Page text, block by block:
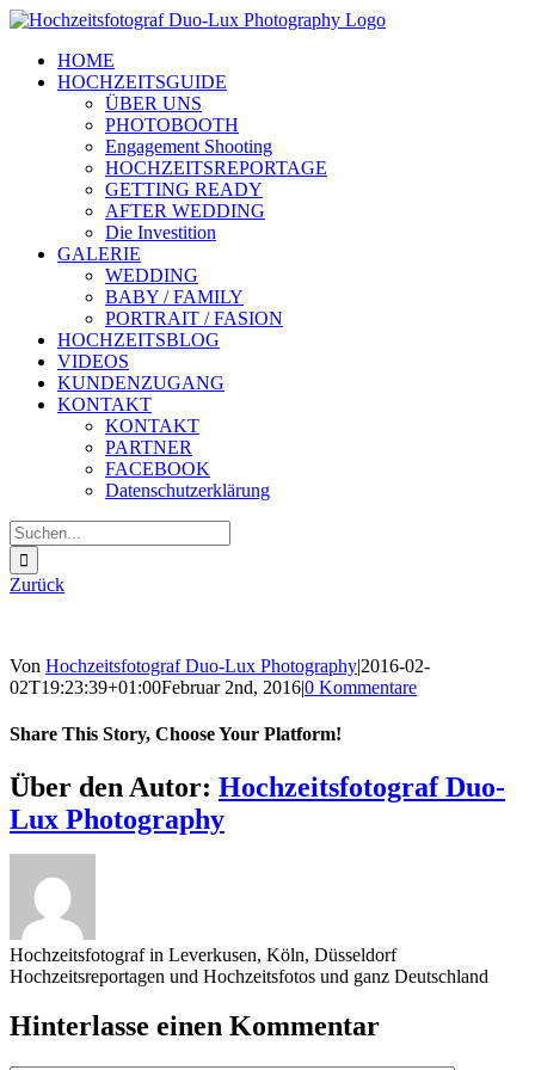
Zum
springenHOME
HOCHZEITSGUIDE
ÜBER UNS
PHOTOBOOTH
Engagement Shooting
HOCHZEITSREPORTAGE
GETTING READY
AFTER WEDDING
Die Investition
GALERIE
WEDDING
BABY / FAMILY
PORTRAIT / FASION
HOCHZEITSBLOG
VIDEOS
KUNDENZUGANG
KONTAKT
KONTAKT
PARTNER
FACEBOOK
Datenschutzerklärung
Suche
nach:
Zurück
Von Hochzeitsfotograf Duo-Lux Photography|2016-02-
02T19:23:39+01:00Februar 2nd, 2016|0 Kommentare
Share This Story, Choose Your Platform!
Sharing_facebook
Sharing_twitter
Sharing_reddit
Über den Autor: Hochzeitsfotograf Duo-
Lux Photography
Hochzeitsfotograf in Leverkusen, Köln, Düsseldorf
Hochzeitsreportagen und Hochzeitsfotos und ganz Deutschland
Hinterlasse einen Kommentar